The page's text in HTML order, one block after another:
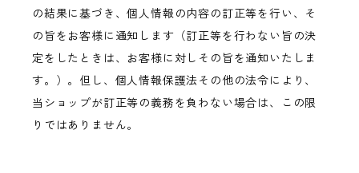
の結果に基づき、個人情報の内容の訂正等を行い、そ
の旨をお客様に通知します（訂正等を行わない旨の決
定をしたときは、お客様に対しその旨を通知いたしま
す。）。但し、個人情報保護法その他の法令により、
当ショップが訂正等の義務を負わない場合は、この限
りではありません。